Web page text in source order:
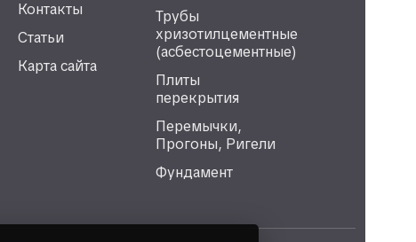
Контакты
Статьи
Карта сайта
Трубы
хризотилцементные
(асбестоцементные)
Плиты
перекрытия
Перемычки,
Прогоны, Ригели
Фундамент